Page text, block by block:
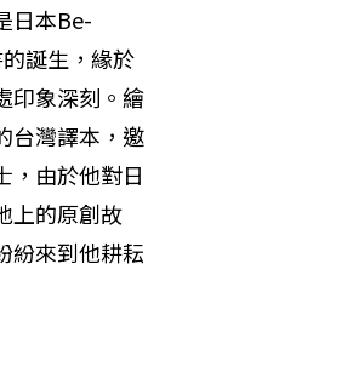
日本Be-
誕生，緣於
印象深刻。繪
台灣譯本，邀
，由於他對日
上的原創故
紛來到他耕耘